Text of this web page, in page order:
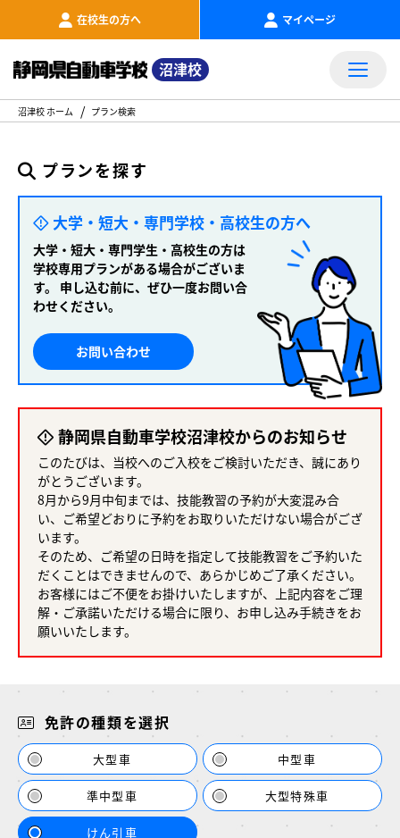
在校生の方へ マイページ
沼津校
沼津校 ホーム プラン検索
プランを探す
大学・短大・専門学校・高校生の方へ
大学・短大・専門学生・高校生の方は
学校専用プランがある場合がございま
す。
申し込む前に、ぜひ一度お問い合
わせください。
お問い合わせ
静岡県自動車学校沼津校からのお知らせ
このたびは、当校へのご入校をご検討いただき、誠にあり
がとうございます。
8月から9月中旬までは、技能教習の予約が大変混み合
い、ご希望どおりに予約をお取りいただけない場合がござ
います。
そのため、ご希望の日時を指定して技能教習をご予約いた
だくことはできませんので、あらかじめご了承ください。
お客様にはご不便をお掛けいたしますが、上記内容をご理
解・ご承諾いただける場合に限り、お申し込み手続きをお
願いいたします。
免許の種類を選択
大型車 中型車
準中型車 大型特殊車
けん引車